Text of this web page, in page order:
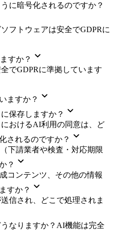
に暗号化されるのですか？
フトウェアは安全でGDPRに
すか？
でGDPRに準拠しています
ますか？
保存しますか？
におけるAI利用の同意は、ど
されるのですか？
下請業者や検査・対応期限
？
コンテンツ、その他の情報
すか？
信され、どこで処理されま
なりますか？AI機能は完全